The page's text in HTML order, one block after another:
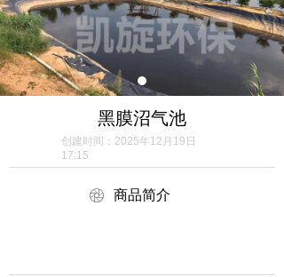
黑膜沼气池
商品简介
创建时间： 2025年12月19日
17:15
ꁵ